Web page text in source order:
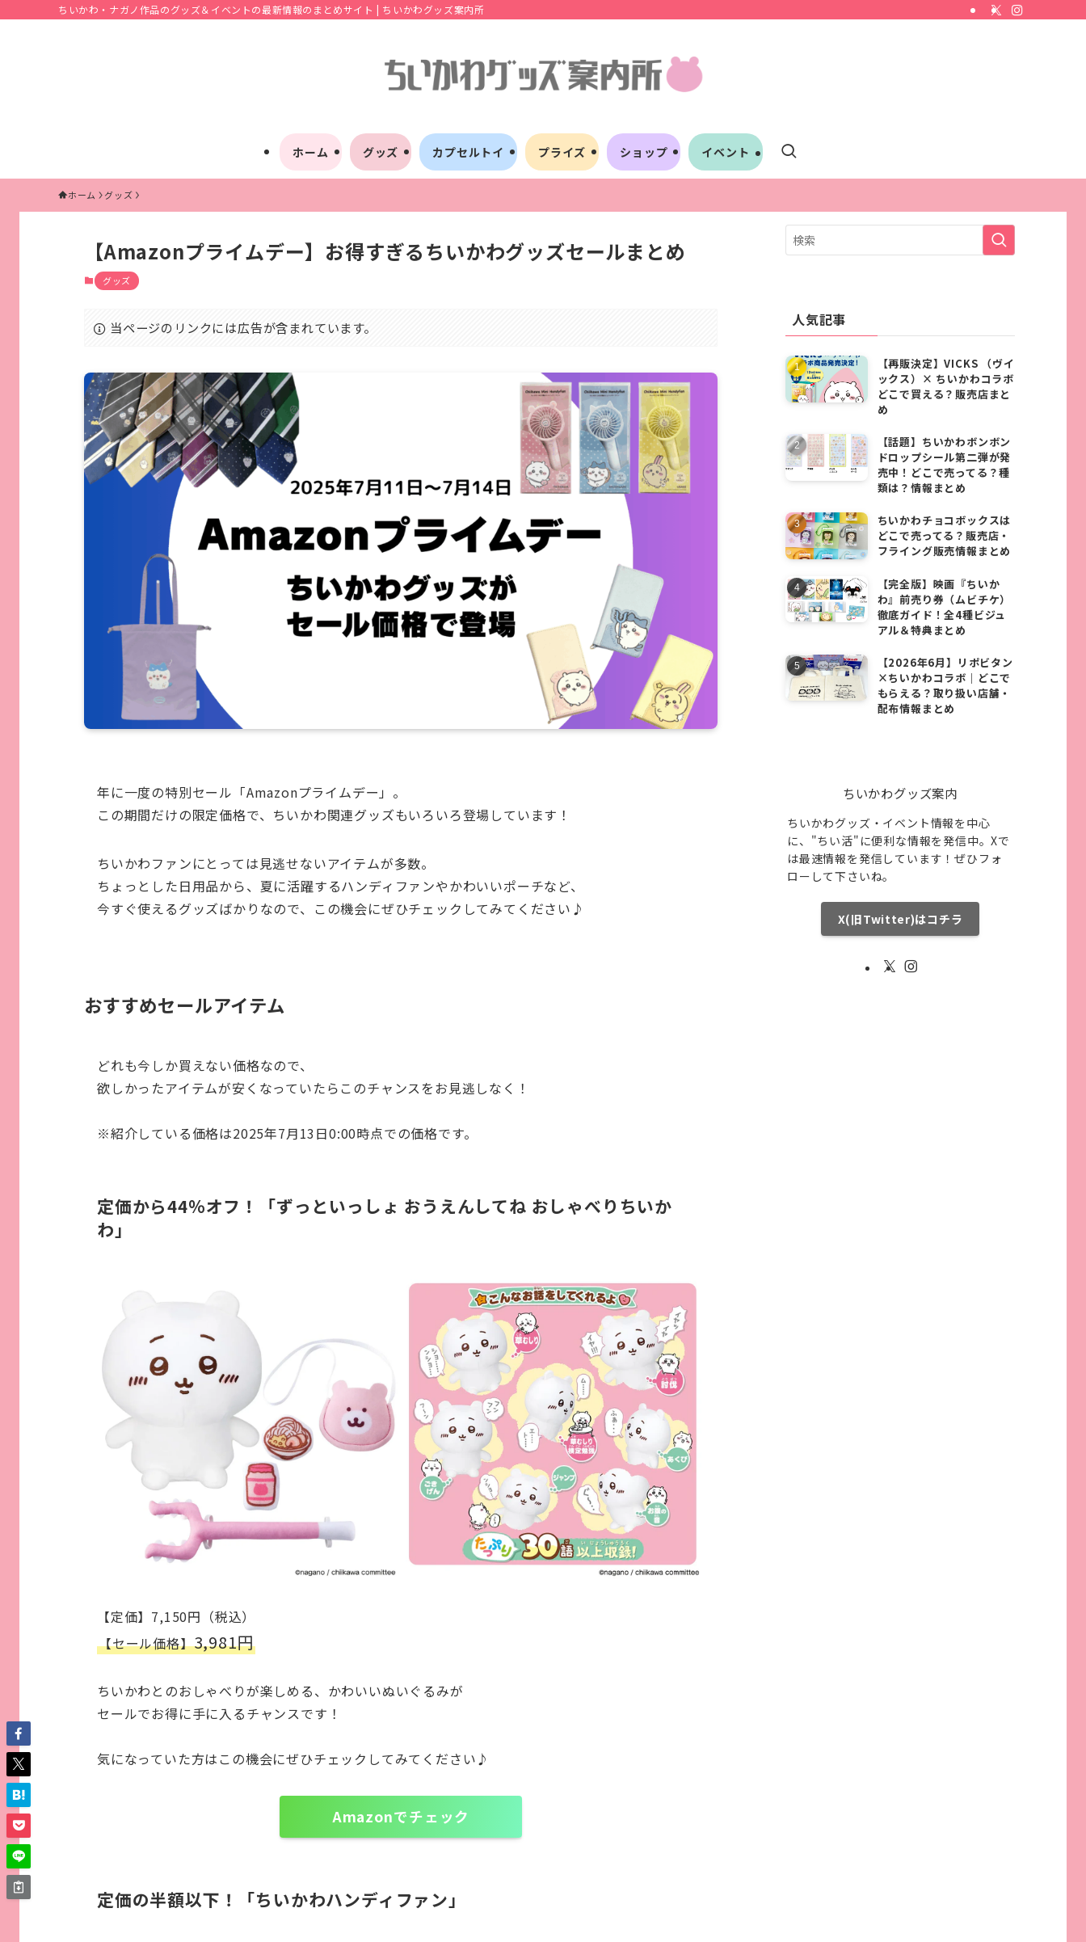
ちいかわ・ナガノ作品のグッズ＆イベントの最新情報のまとめサイト | ちいかわグッズ案内所
ホーム グッズ カプセルトイ プライズ ショップ イベント
ホーム グッズ
【Amazonプライムデー】お得すぎるちいかわグッズセールまとめ
グッズ
当ページのリンクには広告が含まれています。
年に一度の特別セール「Amazonプライムデー」。
この期間だけの限定価格で、ちいかわ関連グッズもいろいろ登場しています！
ちいかわファンにとっては見逃せないアイテムが多数。
ちょっとした日用品から、夏に活躍するハンディファンやかわいいポーチなど、
今すぐ使えるグッズばかりなので、この機会にぜひチェックしてみてください♪
おすすめセールアイテム
どれも今しか買えない価格なので、
欲しかったアイテムが安くなっていたらこのチャンスをお見逃しなく！
※紹介している価格は2025年7月13日0:00時点での価格です。
定価から44％オフ！「ずっといっしょ おうえんしてね おしゃべりちいか
わ」
【定価】7,150円（税込）
【セール価格】3,981円
ちいかわとのおしゃべりが楽しめる、かわいいぬいぐるみが
セールでお得に手に入るチャンスです！
気になっていた方はこの機会にぜひチェックしてみてください♪
Amazonでチェック
定価の半額以下！「ちいかわハンディファン」
人気記事
【再販決定】VICKS （ヴイ
ックス）× ちいかわコラボ
どこで買える？販売店まと
め
【話題】ちいかわボンボン
ドロップシール第二弾が発
売中！どこで売ってる？種
類は？情報まとめ
ちいかわチョコボックスは
どこで売ってる？販売店・
フライング販売情報まとめ
【完全版】映画『ちいか
わ』前売り券（ムビチケ）
徹底ガイド！全4種ビジュ
アル＆特典まとめ
【2026年6月】リポビタン
×ちいかわコラボ｜どこで
もらえる？取り扱い店舗・
配布情報まとめ
ちいかわグッズ案内
ちいかわグッズ・イベント情報を中心
に、"ちい活"に便利な情報を発信中。Xで
は最速情報を発信しています！ぜひフォ
ローして下さいね。
X(旧Twitter)はコチラ